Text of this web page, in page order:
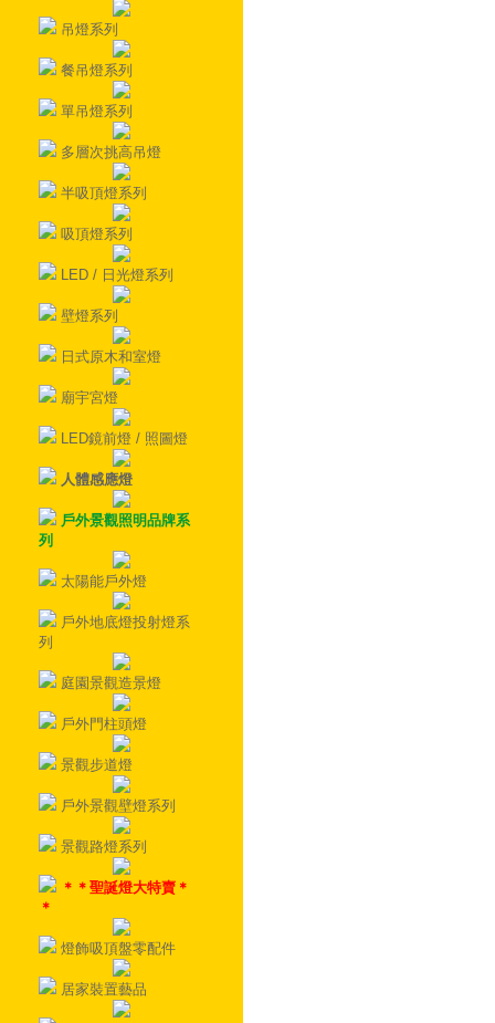
吊燈系列
餐吊燈系列
單吊燈系列
多層次挑高吊燈
半吸頂燈系列
吸頂燈系列
LED / 日光燈系列
壁燈系列
日式原木和室燈
廟宇宮燈
LED鏡前燈 / 照圖燈
人體感應燈
戶外景觀照明品牌系
列
太陽能戶外燈
戶外地底燈投射燈系
列
庭園景觀造景燈
戶外門柱頭燈
景觀步道燈
戶外景觀壁燈系列
景觀路燈系列
＊＊聖誕燈大特賣＊
＊
燈飾吸頂盤零配件
居家裝置藝品